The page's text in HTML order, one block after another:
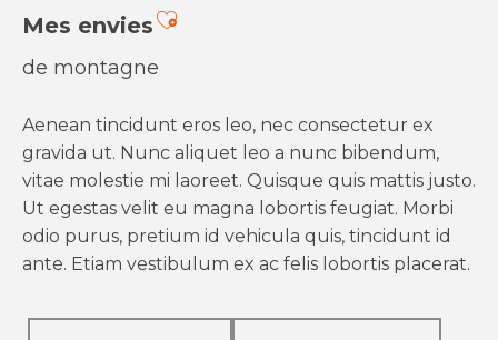
Mes enviesAjouter aux favoris
de montagne
Aenean tincidunt eros leo, nec consectetur ex
gravida ut. Nunc aliquet leo a nunc bibendum,
vitae molestie mi laoreet. Quisque quis mattis justo.
Ut egestas velit eu magna lobortis feugiat. Morbi
odio purus, pretium id vehicula quis, tincidunt id
ante. Etiam vestibulum ex ac felis lobortis placerat.